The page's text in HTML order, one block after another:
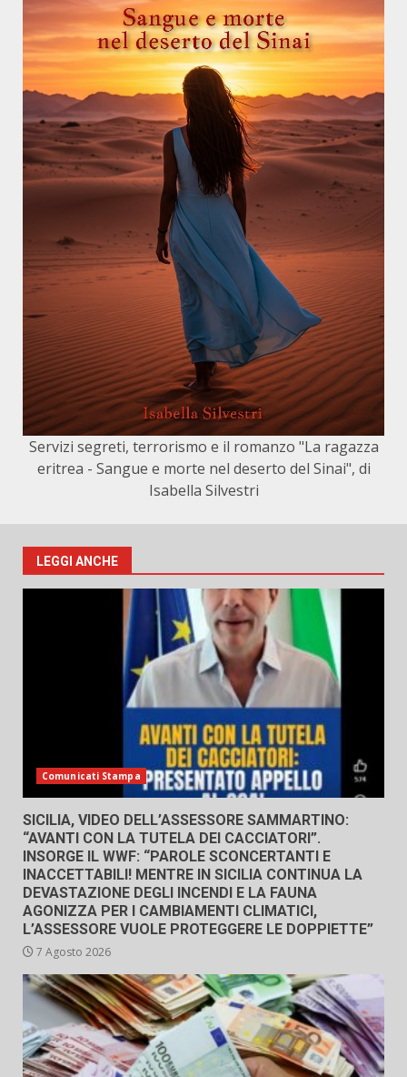
Servizi segreti, terrorismo e il romanzo "La ragazza
eritrea - Sangue e morte nel deserto del Sinai", di
Isabella Silvestri
LEGGI ANCHE
Comunicati Stampa
SICILIA, VIDEO DELL’ASSESSORE SAMMARTINO:
“AVANTI CON LA TUTELA DEI CACCIATORI”.
INSORGE IL WWF: “PAROLE SCONCERTANTI E
INACCETTABILI! MENTRE IN SICILIA CONTINUA LA
DEVASTAZIONE DEGLI INCENDI E LA FAUNA
AGONIZZA PER I CAMBIAMENTI CLIMATICI,
L’ASSESSORE VUOLE PROTEGGERE LE DOPPIETTE”
7 Agosto 2026